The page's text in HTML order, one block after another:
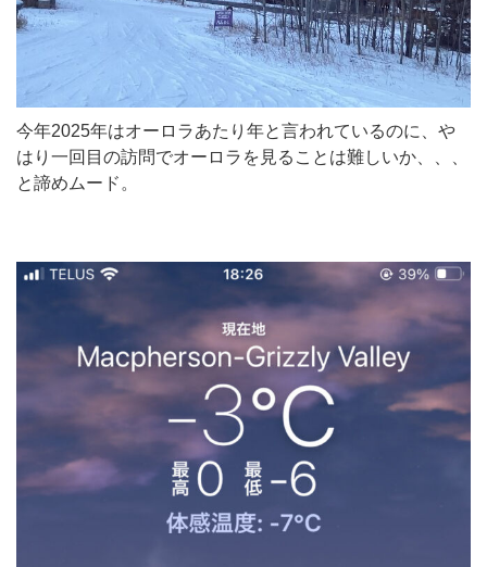
今年2025年はオーロラあたり年と言われているのに、や
はり一回目の訪問でオーロラを見ることは難しいか、、、
と諦めムード。